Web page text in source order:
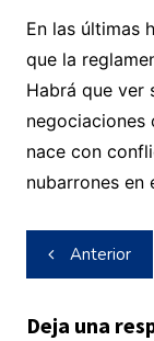
En las últimas
que la
Habrá que ver
negociaciones
nace con
nubarrones en
de
entradas
Anterior
Deja una